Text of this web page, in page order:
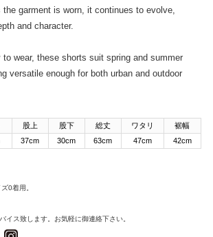
the garment is worn, it continues to evolve,
and character.
to wear, these shorts suit spring and summer
versatile enough for both urban and outdoor
股上 股下 総丈 ワタリ
裾幅
37cm 30cm 63cm 47cm 42cm
0着用。
イス致します。お気軽に御連絡下さい。